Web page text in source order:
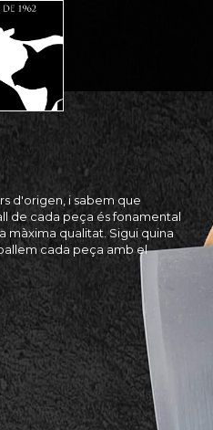
d'origen, i sabem que
de cada peça és fonamental
màxima qualitat. Sigui quina
cada peça amb el